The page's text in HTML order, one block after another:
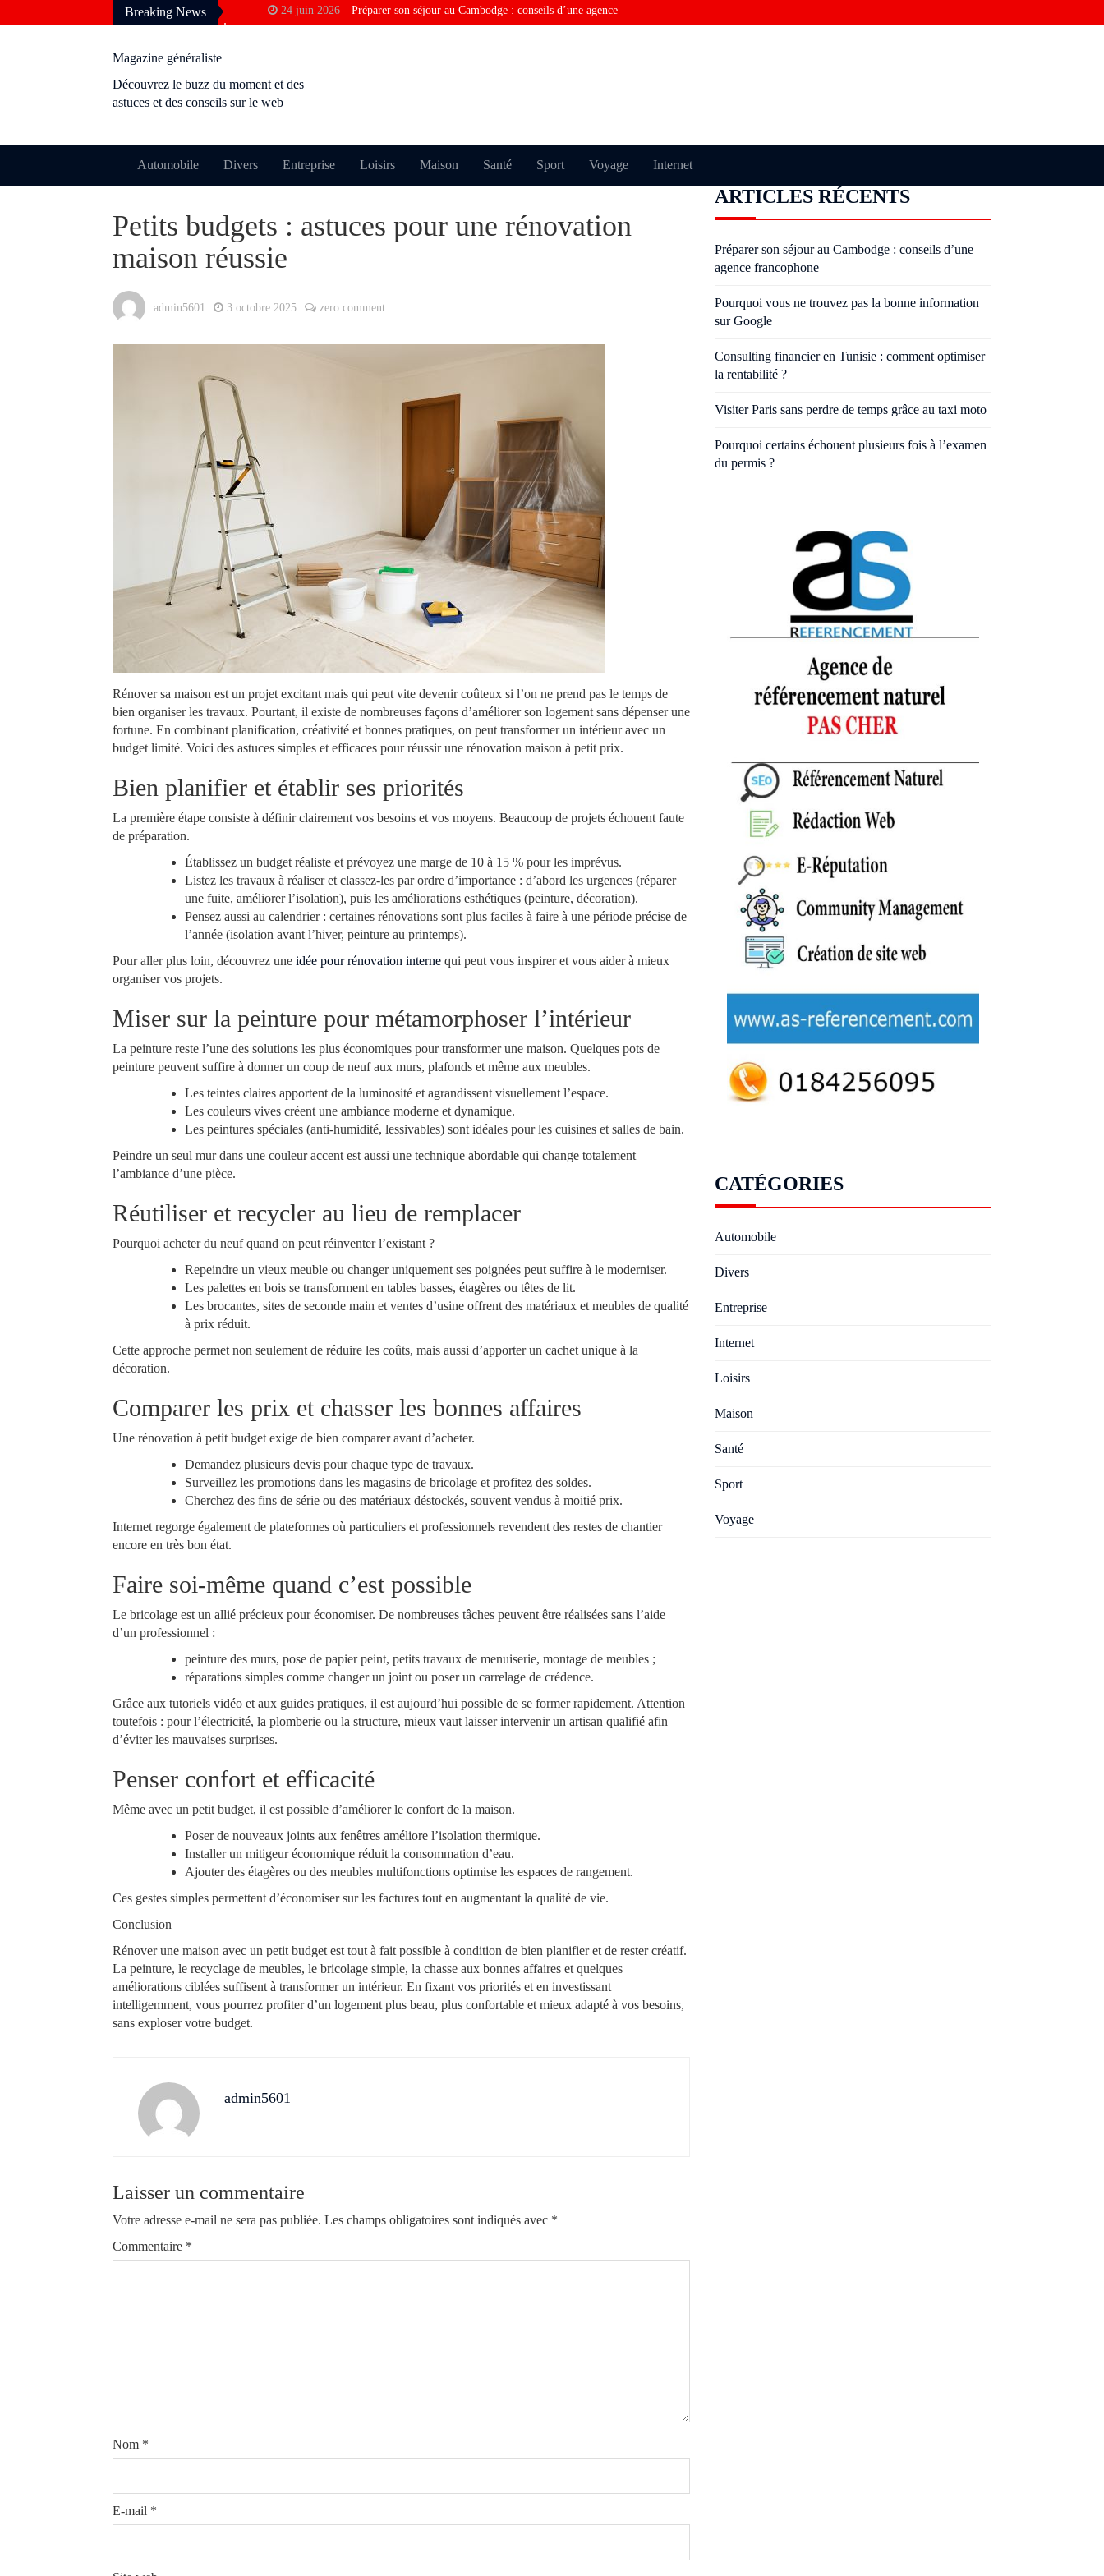
Breaking News 24 juin 2026
Préparer son séjour au Cambodge : conseils d’une agence
10 décembre 2025
perdre le cachet
Magazine généraliste
Découvrez le buzz du moment et des
astuces et des conseils sur le web
Automobile Divers Entreprise Loisirs Maison Santé Sport Voyage Internet
Petits budgets : astuces pour une rénovation
maison réussie
admin5601 3 octobre 2025 zero comment
Rénover sa maison est un projet excitant mais qui peut vite devenir coûteux si l’on ne prend pas le temps de
bien organiser les travaux. Pourtant, il existe de nombreuses façons d’améliorer son logement sans dépenser une
fortune. En combinant planification, créativité et bonnes pratiques, on peut transformer un intérieur avec un
budget limité. Voici des astuces simples et efficaces pour réussir une rénovation maison à petit prix.
Bien planifier et établir ses priorités
La première étape consiste à définir clairement vos besoins et vos moyens. Beaucoup de projets échouent faute
de préparation.
Établissez un budget réaliste et prévoyez une marge de 10 à 15 % pour les imprévus.
Listez les travaux à réaliser et classez-les par ordre d’importance : d’abord les urgences (réparer
une fuite, améliorer l’isolation), puis les améliorations esthétiques (peinture, décoration).
Pensez aussi au calendrier : certaines rénovations sont plus faciles à faire à une période précise de
l’année (isolation avant l’hiver, peinture au printemps).
Pour aller plus loin, découvrez une idée pour rénovation interne qui peut vous inspirer et vous aider à mieux
organiser vos projets.
Miser sur la peinture pour métamorphoser l’intérieur
La peinture reste l’une des solutions les plus économiques pour transformer une maison. Quelques pots de
peinture peuvent suffire à donner un coup de neuf aux murs, plafonds et même aux meubles.
Les teintes claires apportent de la luminosité et agrandissent visuellement l’espace.
Les couleurs vives créent une ambiance moderne et dynamique.
Les peintures spéciales (anti-humidité, lessivables) sont idéales pour les cuisines et salles de bain.
Peindre un seul mur dans une couleur accent est aussi une technique abordable qui change totalement
l’ambiance d’une pièce.
Réutiliser et recycler au lieu de remplacer
Pourquoi acheter du neuf quand on peut réinventer l’existant ?
Repeindre un vieux meuble ou changer uniquement ses poignées peut suffire à le moderniser.
Les palettes en bois se transforment en tables basses, étagères ou têtes de lit.
Les brocantes, sites de seconde main et ventes d’usine offrent des matériaux et meubles de qualité
à prix réduit.
Cette approche permet non seulement de réduire les coûts, mais aussi d’apporter un cachet unique à la
décoration.
Comparer les prix et chasser les bonnes affaires
Une rénovation à petit budget exige de bien comparer avant d’acheter.
Demandez plusieurs devis pour chaque type de travaux.
Surveillez les promotions dans les magasins de bricolage et profitez des soldes.
Cherchez des fins de série ou des matériaux déstockés, souvent vendus à moitié prix.
Internet regorge également de plateformes où particuliers et professionnels revendent des restes de chantier
encore en très bon état.
Faire soi-même quand c’est possible
Le bricolage est un allié précieux pour économiser. De nombreuses tâches peuvent être réalisées sans l’aide
d’un professionnel :
peinture des murs, pose de papier peint, petits travaux de menuiserie, montage de meubles ;
réparations simples comme changer un joint ou poser un carrelage de crédence.
Grâce aux tutoriels vidéo et aux guides pratiques, il est aujourd’hui possible de se former rapidement. Attention
toutefois : pour l’électricité, la plomberie ou la structure, mieux vaut laisser intervenir un artisan qualifié afin
d’éviter les mauvaises surprises.
Penser confort et efficacité
Même avec un petit budget, il est possible d’améliorer le confort de la maison.
Poser de nouveaux joints aux fenêtres améliore l’isolation thermique.
Installer un mitigeur économique réduit la consommation d’eau.
Ajouter des étagères ou des meubles multifonctions optimise les espaces de rangement.
Ces gestes simples permettent d’économiser sur les factures tout en augmentant la qualité de vie.
Conclusion
Rénover une maison avec un petit budget est tout à fait possible à condition de bien planifier et de rester créatif.
La peinture, le recyclage de meubles, le bricolage simple, la chasse aux bonnes affaires et quelques
améliorations ciblées suffisent à transformer un intérieur. En fixant vos priorités et en investissant
intelligemment, vous pourrez profiter d’un logement plus beau, plus confortable et mieux adapté à vos besoins,
sans exploser votre budget.
admin5601
Laisser un commentaire
Votre adresse e-mail ne sera pas publiée. Les champs obligatoires sont indiqués avec *
Commentaire *
Nom *
E-mail *
ARTICLES RÉCENTS
Préparer son séjour au Cambodge : conseils d’une
agence francophone
Pourquoi vous ne trouvez pas la bonne information
sur Google
Consulting financier en Tunisie : comment optimiser
la rentabilité ?
Visiter Paris sans perdre de temps grâce au taxi moto
Pourquoi certains échouent plusieurs fois à l’examen
du permis ?
CATÉGORIES
Automobile
Divers
Entreprise
Internet
Loisirs
Maison
Santé
Sport
Voyage